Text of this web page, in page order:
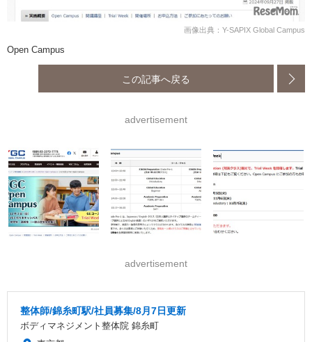
画像出典：Y-SAPIX Global Campus
Open Campus
この記事へ戻る
advertisement
advertisement
整体師/錦糸町駅/社員募集/8月7日更新
ボディマネジメント整体院 錦糸町